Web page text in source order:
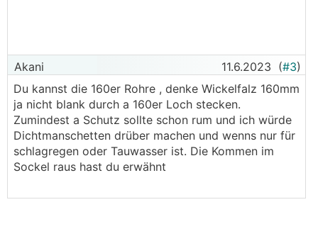
Akani 11.6.2023 (#3)
Du kannst die 160er Rohre , denke Wickelfalz 160mm
ja nicht blank durch a 160er Loch stecken.
Zumindest a Schutz sollte schon rum und ich würde
Dichtmanschetten drüber machen und wenns nur für
schlagregen oder Tauwasser ist. Die Kommen im
Sockel raus hast du erwähnt